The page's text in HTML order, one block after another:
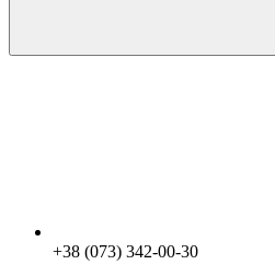
+38 (073) 342-00-30